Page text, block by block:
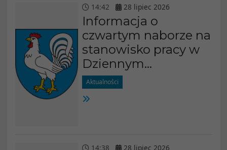
14:42 28 lipiec 2026
Informacja o
czwartym naborze na
stanowisko pracy w
Dziennym...
Aktualności
14:38 28 lipiec 2026